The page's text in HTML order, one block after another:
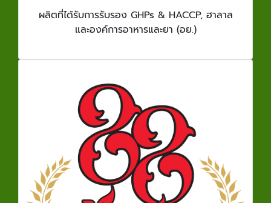
ผลิตที่ได้รับการรับรอง GHPs & HACCP, ฮาลาล
และองค์การอาหารและยา (อย.)